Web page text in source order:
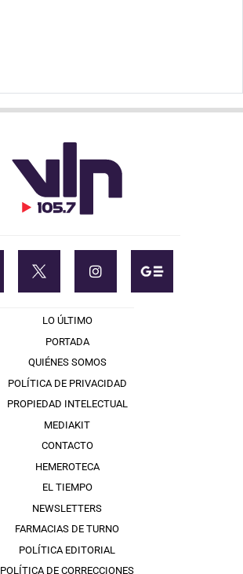
LO ÚLTIMO
PORTADA
QUIÉNES SOMOS
POLÍTICA DE PRIVACIDAD
PROPIEDAD INTELECTUAL
MEDIAKIT
CONTACTO
HEMEROTECA
EL TIEMPO
NEWSLETTERS
FARMACIAS DE TURNO
POLÍTICA EDITORIAL
POLÍTICA DE CORRECCIONES